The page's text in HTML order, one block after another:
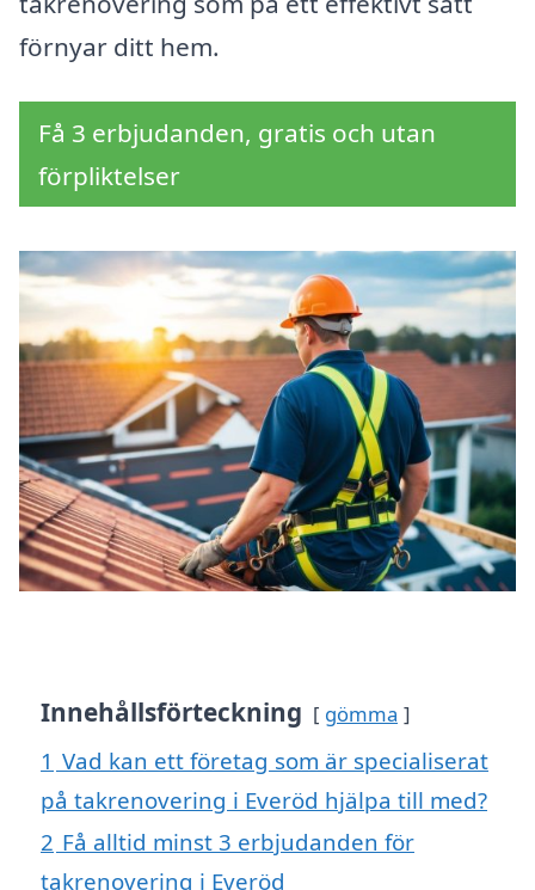
förnyar ditt hem.
Få 3 erbjudanden, gratis och utan
förpliktelser
Innehållsförteckning gömma
1 Vad kan ett företag som är specialiserat
på takrenovering i Everöd hjälpa till med?
2 Få alltid minst 3 erbjudanden för
takrenovering i Everöd